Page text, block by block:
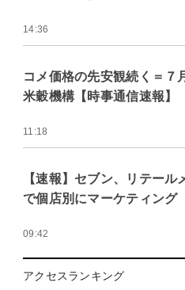
14:36
コメ価格の先安観続く＝
米穀機構【時事通信速報】
11:18
【速報】セブン、リテー
で個店別にマーケティング
09:42
アクセスランキング